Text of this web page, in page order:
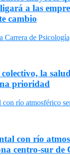
a las
cambio
la
prioridad
con río
centro-sur de